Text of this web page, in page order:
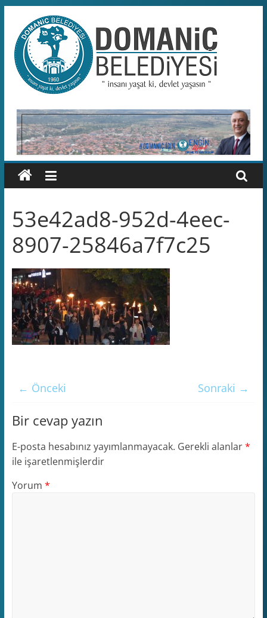
content
Domaniç
Belediyesi
T.C.
DOMANİÇ
BELEDİYESİ
RESMİ
WEB
53e42ad8-952d-4eec-
8907-25846a7f7c25
← Önceki Sonraki →
Bir cevap yazın
E-posta hesabınız yayımlanmayacak. Gerekli alanlar*
ile işaretlenmişlerdir
Yorum *